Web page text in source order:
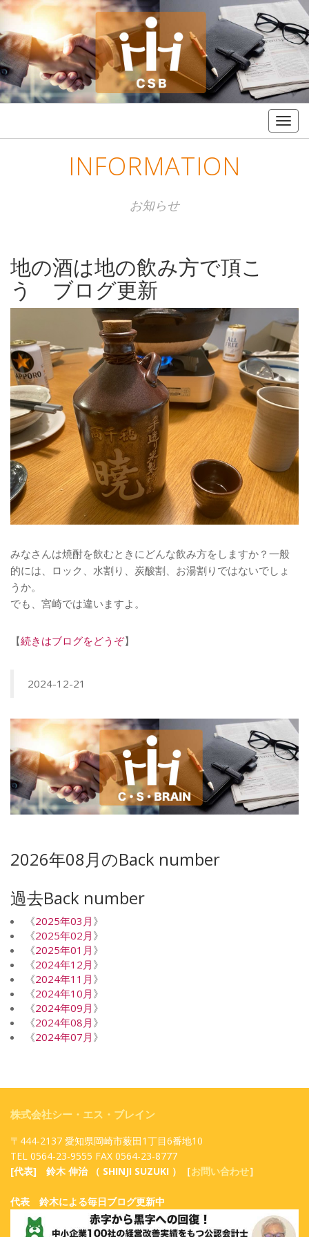
INFORMATION
お知らせ
地の酒は地の飲み方で頂こ
う ブログ更新
みなさんは焼酎を飲むときにどんな飲み方をしますか？一般
的には、ロック、水割り、炭酸割、お湯割りではないでしょ
うか。
でも、宮崎では違いますよ。
【続きはブログをどうぞ】
2024-12-21
2026年08月のBack number
過去Back number
《2025年03月 》
《2025年02月 》
《2025年01月 》
《2024年12月 》
《2024年11月 》
《2024年10月 》
《2024年09月 》
《2024年08月 》
《2024年07月 》
株式会社シー・エス・ブレイン
〒444-2137 愛知県岡崎市薮田1丁目6番地10
TEL 0564-23-9555 FAX 0564-23-8777
[代表] 鈴木 伸治 （ SHINJI SUZUKI ）［お問い合わせ］
代表 鈴木による毎日ブログ更新中